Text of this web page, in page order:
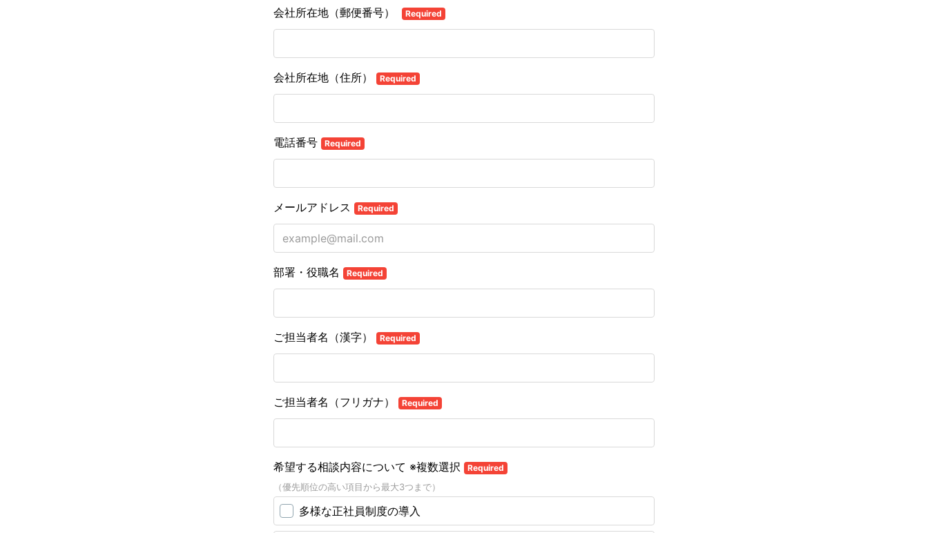
会社所在地（郵便番号） Required
会社所在地（住所） Required
電話番号 Required
メールアドレス Required
部署・役職名 Required
ご担当者名（漢字） Required
ご担当者名（フリガナ） Required
希望する相談内容について ※複数選択 Required
（優先順位の高い項目から最大3つまで）
多様な正社員制度の導入